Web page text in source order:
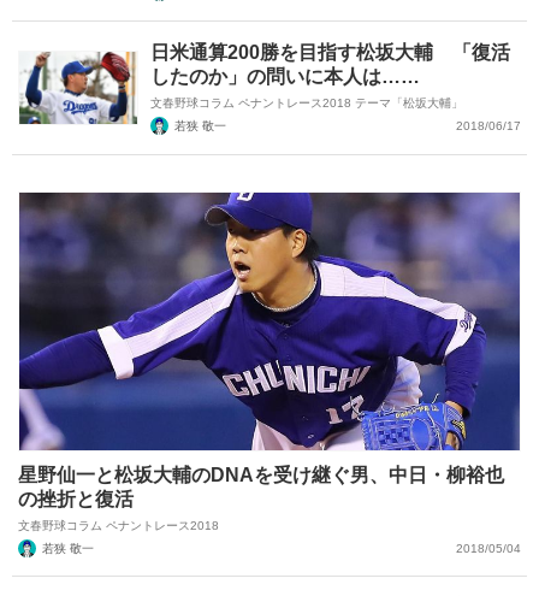
日米通算200勝を目指す松坂大輔 「復活
したのか」の問いに本人は……
文春野球コラム ペナントレース2018 テーマ「松坂大輔」
若狭 敬一
2018/06/17
星野仙一と松坂大輔のDNAを受け継ぐ男、中日・柳裕也
の挫折と復活
文春野球コラム ペナントレース2018
若狭 敬一
2018/05/04